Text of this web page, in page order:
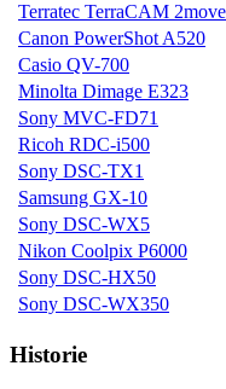
Terratec TerraCAM
Canon PowerShot A520
Casio QV-700
Minolta Dimage E323
Sony MVC-FD71
Ricoh RDC-i500
Sony DSC-TX1
Samsung GX-10
Sony DSC-WX5
Nikon Coolpix P6000
Sony DSC-HX50
Sony DSC-WX350
Historie